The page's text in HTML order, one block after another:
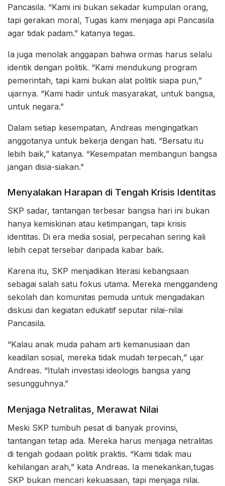
Pancasila. “Kami ini bukan sekadar kumpulan orang,
tapi gerakan moral, Tugas kami menjaga api Pancasila
agar tidak padam.” katanya tegas.
Ia juga menolak anggapan bahwa ormas harus selalu
identik dengan politik. “Kami mendukung program
pemerintah, tapi kami bukan alat politik siapa pun,”
ujarnya. “Kami hadir untuk masyarakat, untuk bangsa,
untuk negara.”
Dalam setiap kesempatan, Andreas mengingatkan
anggotanya untuk bekerja dengan hati. “Bersatu itu
lebih baik,” katanya. “Kesempatan membangun bangsa
jangan disia-siakan.”
Menyalakan Harapan di Tengah Krisis Identitas
SKP sadar, tantangan terbesar bangsa hari ini bukan
hanya kemiskinan atau ketimpangan, tapi krisis
identitas. Di era media sosial, perpecahan sering kali
lebih cepat tersebar daripada kabar baik.
Karena itu, SKP menjadikan literasi kebangsaan
sebagai salah satu fokus utama. Mereka menggandeng
sekolah dan komunitas pemuda untuk mengadakan
diskusi dan kegiatan edukatif seputar nilai-nilai
Pancasila.
“Kalau anak muda paham arti kemanusiaan dan
keadilan sosial, mereka tidak mudah terpecah,” ujar
Andreas. “Itulah investasi ideologis bangsa yang
sesungguhnya.”
Menjaga Netralitas, Merawat Nilai
Meski SKP tumbuh pesat di banyak provinsi,
tantangan tetap ada. Mereka harus menjaga netralitas
di tengah godaan politik praktis. “Kami tidak mau
kehilangan arah,” kata Andreas. Ia menekankan,tugas
SKP bukan mencari kekuasaan, tapi menjaga nilai.